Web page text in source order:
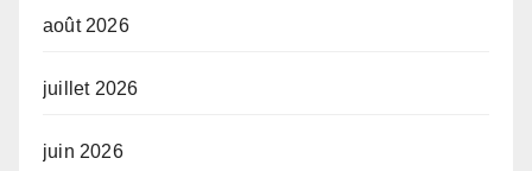
août 2026
juillet 2026
juin 2026